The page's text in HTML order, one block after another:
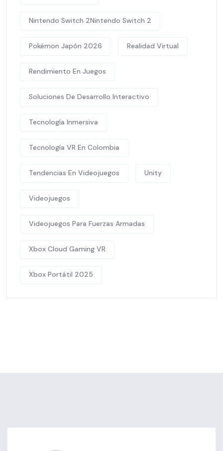
Nintendo Switch 2Nintendo Switch 2
Pokémon Japón 2026 Realidad Virtual
Rendimiento En Juegos
Soluciones De Desarrollo Interactivo
Tecnología Inmersiva
Tecnología VR En Colombia
Tendencias En Videojuegos Unity
Videojuegos
Videojuegos Para Fuerzas Armadas
Xbox Cloud Gaming VR
Xbox Portátil 2025